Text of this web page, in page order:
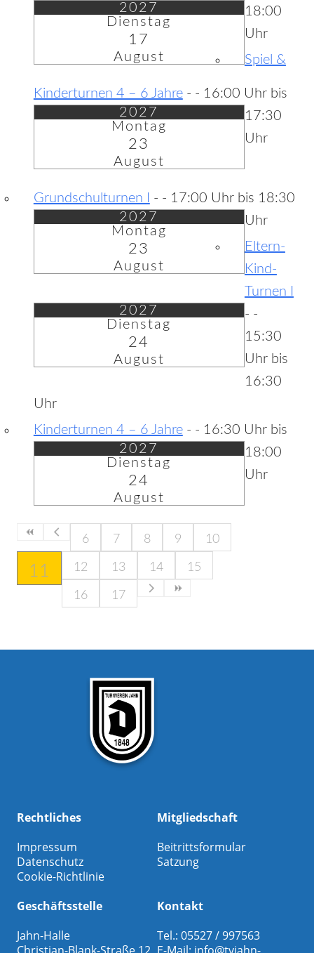
2027
Dienstag
17
August
18:00
Uhr
Spiel &
Kinderturnen 4 – 6 Jahre-
2027
Montag
23
August
- 16:00 Uhr bis
17:30
Uhr
Grundschulturnen I
-
2027
Montag
23
August
- 17:00 Uhr bis 18:30
Uhr
Eltern-
Kind-
Turnen I
-
2027
Dienstag
24
August
-
15:30
Uhr bis
16:30
Uhr
Kinderturnen 4 – 6 Jahre-
2027
Dienstag
24
August
- 16:30 Uhr bis
18:00
Uhr
6 7 8 9 10
11 12 13 14 15
16 17
Rechtliches
Impressum
Datenschutz
Cookie-Richtlinie
Mitgliedschaft
Beitrittsformular
Satzung
Geschäftsstelle
Jahn-Halle
Kontakt
Tel.: 05527 / 997563